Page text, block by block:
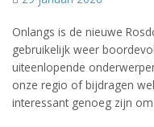
Onlangs is de nieuwe
gebruikelijk weer
uiteenlopende
onze regio of bijdragen
interessant genoeg zijn